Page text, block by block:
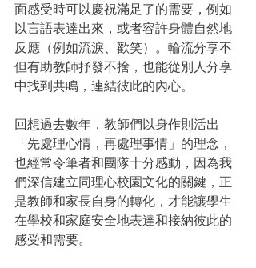
面感受時可以慶祝滿足了的需要，例如
以言語表達出來，或者容許身體自然地
反應（例如流淚、歡笑）。輪流分享不
但有助教師抒發不捨，也能從別人分享
中找到共鳴，連結彼此的內心。
回想過去數年，教師們以身作則活出
「先處理心情，再處理事情」的理念，
也經常令筆者和團隊十分感動，因為我
們深信建立同理心校園文化的關鍵，正
是教師和家長自身的轉化，才能讓學生
在學校和家庭安全地表達和接納彼此的
感受和需要。